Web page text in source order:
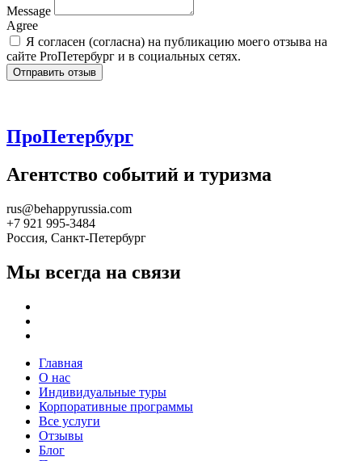
Message
Agree
Я согласен (согласна) на публикацию моего отзыва на
сайте ProПетербург и в социальных сетях.
Отправить отзыв
ПроПетербург
Агентство событий и туризма
rus@behappyrussia.com
+7 921 995-3484
Россия, Санкт-Петербург
Мы всегда на связи
Главная
О нас
Индивидуальные туры
Корпоративные программы
Все услуги
Отзывы
Блог